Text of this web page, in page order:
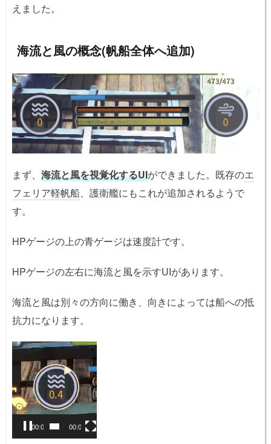
えました。
海流と風の概念(帆船全体へ追加)
まず、 海流と風を視覚化するUIができました。既存のエ
フェリア軽帆船 、護衛艦にもこれが追加されるようで
す。
HPゲージの上の青ゲージは速度計です。
HPゲージの左右に海流と風を示すUIがあります。
海流と風は別々の方向に働き、向きによっては船への抵
抗力になります。
動
画
レ
ー
00:01 00:02